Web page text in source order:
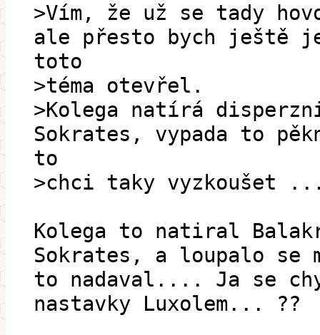
>Vím, že už se tady
ale přesto bych ještě
toto
>téma otevřel.
>Kolega natírá
Sokrates, vypada to
to
>chci taky vyzkoušet
Kolega to natiral
Sokrates, a loupalo se
to nadaval.... Ja se
nastavky Luxolem... ??